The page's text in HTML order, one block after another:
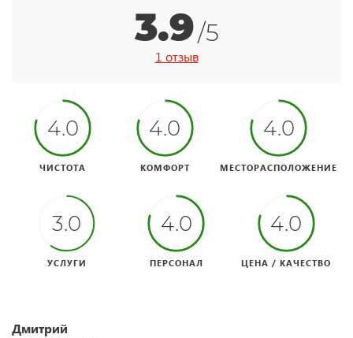
3.9/5
1 отзыв
4.0
ЧИСТОТА
4.0
КОМФОРТ
4.0
МЕСТОРАСПОЛОЖЕНИЕ
3.0
УСЛУГИ
4.0
ПЕРСОНАЛ
4.0
ЦЕНА / КАЧЕСТВО
Дмитрий